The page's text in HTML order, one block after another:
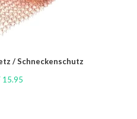
/ Schneckenschutz
15.95